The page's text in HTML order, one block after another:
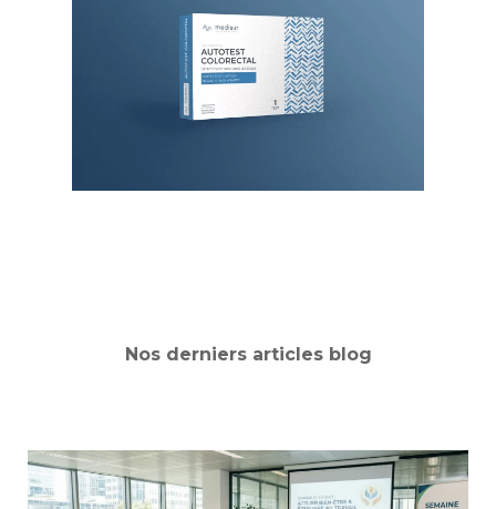
Nos derniers articles blog